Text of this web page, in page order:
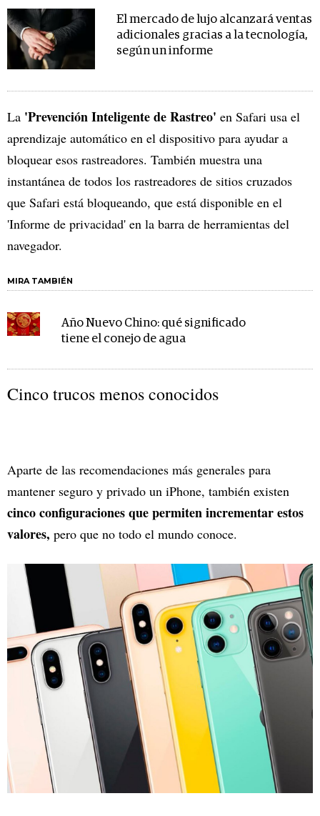
El mercado de lujo alcanzará ventas
adicionales gracias a la tecnología,
según un informe
La 'Prevención Inteligente de Rastreo' en Safari usa el
aprendizaje automático en el dispositivo para ayudar a
bloquear esos rastreadores. También muestra una
instantánea de todos los rastreadores de sitios cruzados
que Safari está bloqueando, que está disponible en el
'Informe de privacidad' en la barra de herramientas del
navegador.
MIRA TAMBIÉN
Año Nuevo Chino: qué significado
tiene el conejo de agua
Cinco trucos menos conocidos
Aparte de las recomendaciones más generales para
mantener seguro y privado un iPhone, también existen
cinco configuraciones que permiten incrementar estos
valores, pero que no todo el mundo conoce.